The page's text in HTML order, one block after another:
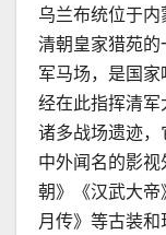
乌兰布统位于
清朝皇家猎苑的
军马场，是国
经在此指挥清军
诸多战场遗迹，
中外闻名的影
朝》《汉武大
月传》等古装和